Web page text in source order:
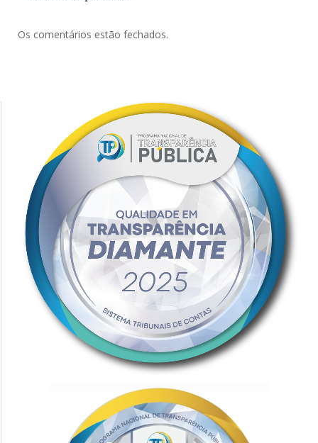
Os comentários estão fechados.